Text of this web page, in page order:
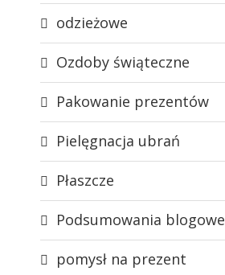
odzieżowe
Ozdoby świąteczne
Pakowanie prezentów
Pielęgnacja ubrań
Płaszcze
Podsumowania blogowe
pomysł na prezent